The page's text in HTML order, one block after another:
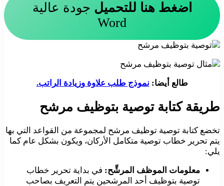
اضغط هنا للتحميل جودة عالية
Word
طالع أيضا: نموذج طلب علاوة وزيادة الراتب.
طريقة كتابة توصية بتوظيف مرشح
تخضع كتابة توصية توظيف مرشح لمجموعة من القواعد التي بها
يتم تحرير خطاب توصية متكامل الأركان، ويكون بشكل عام كما
يلي:
معلومات الموظف المرشِّح: في بداية تحرير خطاب
توصية بتوظيف أحد المرشحين يتم التعريف بصاحب